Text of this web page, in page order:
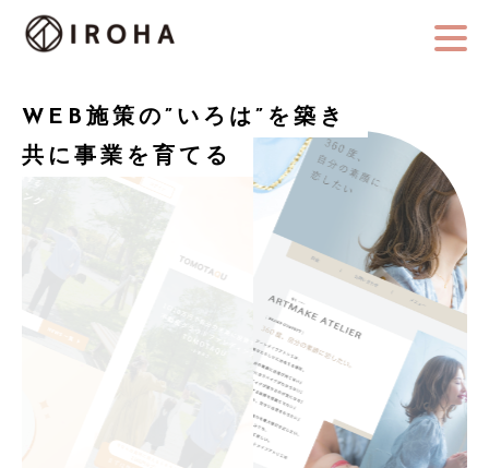
WEB施策の”いろは”を築き
共に事業を育てる